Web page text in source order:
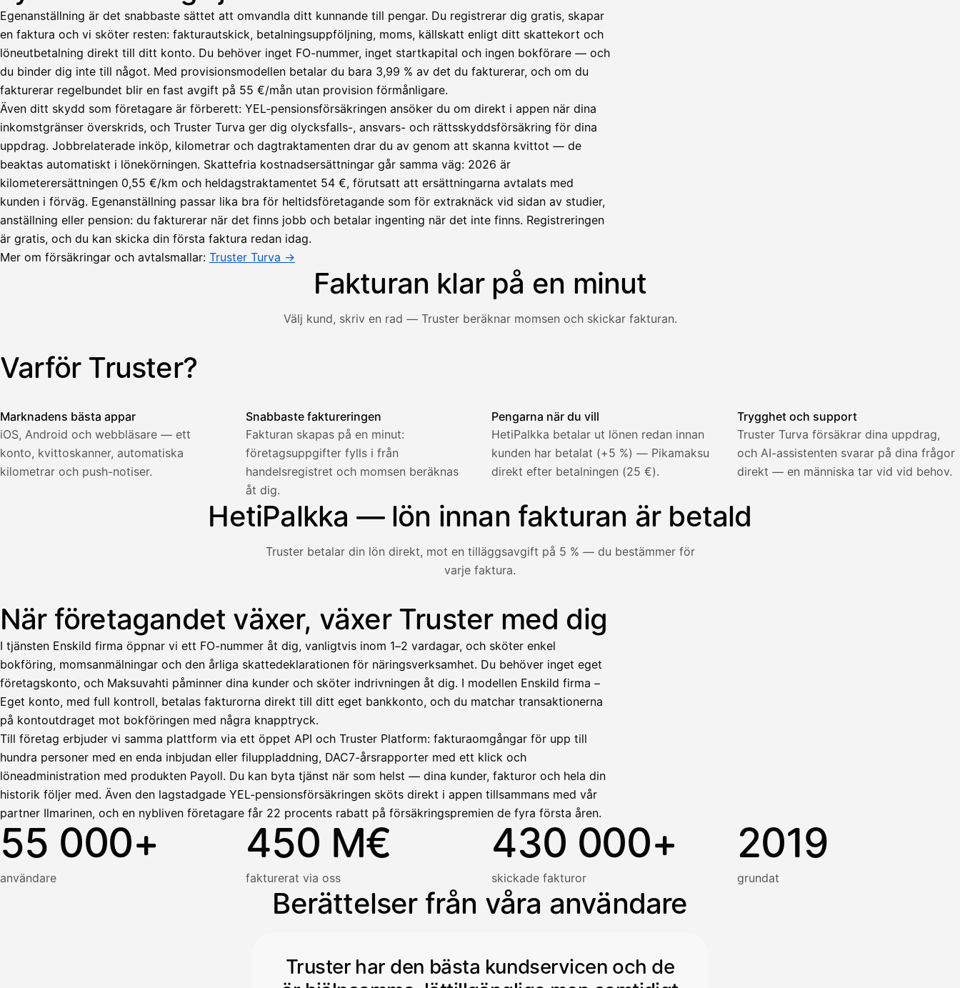
Egenanställning är det snabbaste sättet att omvandla ditt kunnande till pengar. Du registrerar dig gratis, skapar
en faktura och vi sköter resten: fakturautskick, betalningsuppföljning, moms, källskatt enligt ditt skattekort och
löneutbetalning direkt till ditt konto. Du behöver inget FO-nummer, inget startkapital och ingen bokförare — och
du binder dig inte till något. Med provisionsmodellen betalar du bara 3,99 % av det du fakturerar, och om du
fakturerar regelbundet blir en fast avgift på 55 €/mån utan provision förmånligare.
Även ditt skydd som företagare är förberett: YEL-pensionsförsäkringen ansöker du om direkt i appen när dina
inkomstgränser överskrids, och Truster Turva ger dig olycksfalls-, ansvars- och rättsskyddsförsäkring för dina
uppdrag. Jobbrelaterade inköp, kilometrar och dagtraktamenten drar du av genom att skanna kvittot — de
beaktas automatiskt i lönekörningen. Skattefria kostnadsersättningar går samma väg: 2026 är
kilometerersättningen 0,55 €/km och heldagstraktamentet 54 €, förutsatt att ersättningarna avtalats med
kunden i förväg. Egenanställning passar lika bra för heltidsföretagande som för extraknäck vid sidan av studier,
anställning eller pension: du fakturerar när det finns jobb och betalar ingenting när det inte finns. Registreringen
är gratis, och du kan skicka din första faktura redan idag.
Mer om försäkringar och avtalsmallar: Truster Turva →
Fakturan klar på en minut
Välj kund, skriv en rad — Truster beräknar momsen och skickar fakturan.
Illustration: en användare skapar en faktura i Truster-appen — kund och rad fylls i, momsen beräknas automatiskt och fakturan skickas.
Laskut
Uusi lasku
Asiakas
Acme
Oy
Kuljetuspalvelut,
heinäkuu
321,75
Lähetä
Lasku lähetetty
Varför Truster?
Marknadens bästa appar
iOS, Android och webbläsare — ett
konto, kvittoskanner, automatiska
kilometrar och push-notiser.
Snabbaste faktureringen
Fakturan skapas på en minut:
företagsuppgifter fylls i från
handelsregistret och momsen beräknas
åt dig.
Pengarna när du vill
HetiPalkka betalar ut lönen redan innan
kunden har betalat (+5 %) — Pikamaksu
direkt efter betalningen (25 €).
Trygghet och support
Truster Turva försäkrar dina uppdrag,
och AI-assistenten svarar på dina frågor
direkt — en människa tar vid vid behov.
HetiPalkka — lön innan fakturan är betald
Truster betalar din lön direkt, mot en tilläggsavgift på 5 % — du bestämmer för
varje faktura.
Illustration: en användare tar ut lön från en faktura som kunden ännu inte betalat — med HetiPalkka betalar Truster lönen direkt mot en avgift på fem procent.
Palkka
Odottaa maksua
Ennakonpidätys −412,00 €
Tilillesi 1 271,68 €
HetiPalkka
Ennen laskun maksua
Tavallinen nosto
Kun lasku on maksettu
Vahvista
När företagandet växer, växer Truster med dig
I tjänsten Enskild firma öppnar vi ett FO-nummer åt dig, vanligtvis inom 1–2 vardagar, och sköter enkel
bokföring, momsanmälningar och den årliga skattedeklarationen för näringsverksamhet. Du behöver inget eget
företagskonto, och Maksuvahti påminner dina kunder och sköter indrivningen åt dig. I modellen Enskild firma –
Eget konto, med full kontroll, betalas fakturorna direkt till ditt eget bankkonto, och du matchar transaktionerna
på kontoutdraget mot bokföringen med några knapptryck.
Till företag erbjuder vi samma plattform via ett öppet API och Truster Platform: fakturaomgångar för upp till
hundra personer med en enda inbjudan eller filuppladdning, DAC7-årsrapporter med ett klick och
löneadministration med produkten Payoll. Du kan byta tjänst när som helst — dina kunder, fakturor och hela din
historik följer med. Även den lagstadgade YEL-pensionsförsäkringen sköts direkt i appen tillsammans med vår
partner Ilmarinen, och en nybliven företagare får 22 procents rabatt på försäkringspremien de fyra första åren.
55 000+
användare
450 M€
fakturerat via oss
430 000+
skickade fakturor
2019
grundat
Berättelser från våra användare
Truster har den bästa kundservicen och de